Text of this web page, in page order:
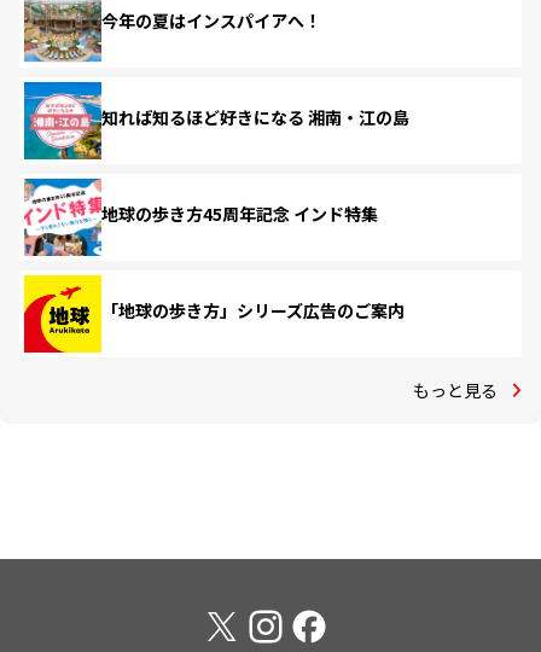
今年の夏はインスパイアへ！
知れば知るほど好きになる 湘南・江の島
地球の歩き方45周年記念 インド特集
「地球の歩き方」シリーズ広告のご案内
もっと見る